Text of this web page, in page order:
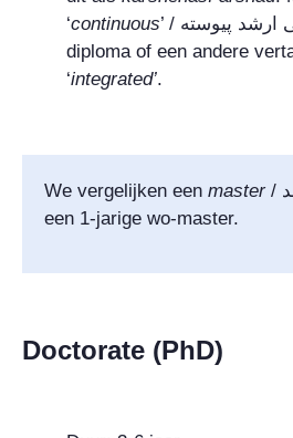
‘continuous’ / ارشد پیوسته
diploma of een andere
‘integrated’.
We vergelijken een master /
een 1-jarige wo-master.
Doctorate (PhD)